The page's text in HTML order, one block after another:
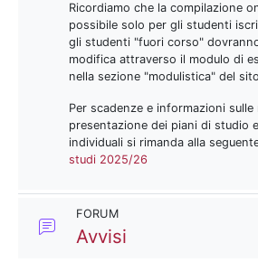
Ricordiamo che la compilazione
possibile solo per gli studenti
gli studenti "fuori corso"
modifica attraverso il modulo di
nella sezione "modulistica" del
Per scadenze e informazioni sulle
presentazione dei piani di studio
individuali si rimanda alla
studi 2025/26
FORUM
Avvisi